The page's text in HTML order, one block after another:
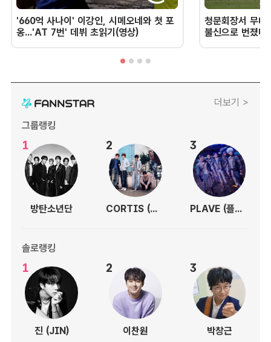
'660억 사나이' 이강인, 시메오네와 첫 포
옹...'AT 7번' 데뷔 초읽기(영상)
청문회장서 무너
불신으로 번졌
더보기 >
그룹랭킹
1
방탄소년단
2
CORTIS (코르티스)
3
PLAVE (플레이브)
솔로랭킹
1
진 (JIN)
2
이찬원
3
박창근